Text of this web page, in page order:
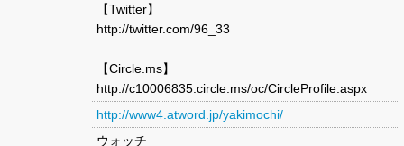
【Twitter】
http://twitter.com/96_33
【Circle.ms】
http://c10006835.circle.ms/oc/CircleProfile.aspx
http://www4.atword.jp/yakimochi/
ウォッチ